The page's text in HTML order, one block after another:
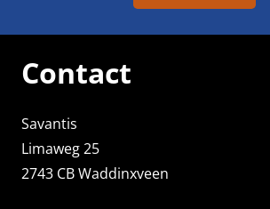
Contact
Savantis
Limaweg 25
2743 CB Waddinxveen